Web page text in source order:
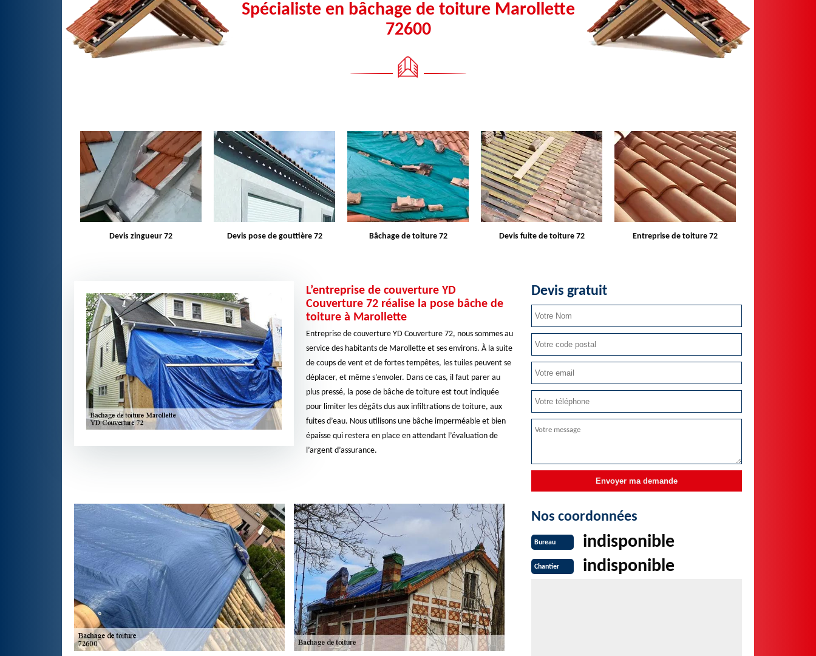
Spécialiste en bâchage de toiture Marollette
72600
Devis zingueur 72 Devis pose de gouttière 72 Bâchage de toiture 72 Devis fuite de toiture 72 Entreprise de toiture 72
L’entreprise de couverture YD
Couverture 72 réalise la pose bâche de
toiture à Marollette
Entreprise de couverture YD Couverture 72, nous sommes au
service des habitants de Marollette et ses environs. À la suite
de coups de vent et de fortes tempêtes, les tuiles peuvent se
déplacer, et même s’envoler. Dans ce cas, il faut parer au
plus pressé, la pose de bâche de toiture est tout indiquée
pour limiter les dégâts dus aux infiltrations de toiture, aux
fuites d’eau. Nous utilisons une bâche imperméable et bien
épaisse qui restera en place en attendant l’évaluation de
l’argent d’assurance.
Devis gratuit
Nos coordonnées
Bureau indisponible
Chantier indisponible